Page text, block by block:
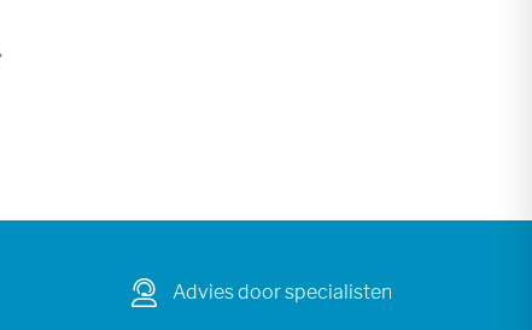
Advies door specialisten